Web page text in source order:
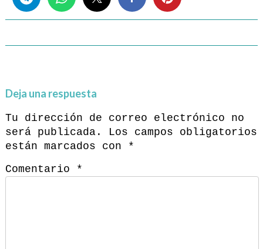
Deja una respuesta
Tu dirección de correo electrónico no
será publicada.
Los campos obligatorios
están marcados con
*
Comentario
*